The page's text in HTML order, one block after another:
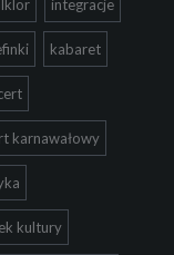
integracje
kabaret
karnawałowy
kultury